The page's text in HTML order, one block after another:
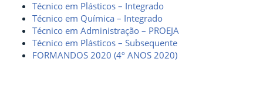
Técnico em Plásticos – Integrado
Técnico em Química – Integrado
Técnico em Administração – PROEJA
Técnico em Plásticos – Subsequente
FORMANDOS 2020 (4º ANOS 2020)